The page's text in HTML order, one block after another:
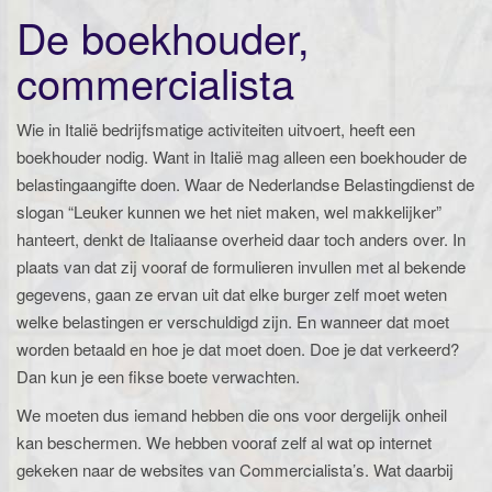
De boekhouder,
commercialista
Wie in Italië bedrijfsmatige activiteiten uitvoert, heeft een
boekhouder nodig. Want in Italië mag alleen een boekhouder de
belastingaangifte doen. Waar de Nederlandse Belastingdienst de
slogan “Leuker kunnen we het niet maken, wel makkelijker”
hanteert, denkt de Italiaanse overheid daar toch anders over. In
plaats van dat zij vooraf de formulieren invullen met al bekende
gegevens, gaan ze ervan uit dat elke burger zelf moet weten
welke belastingen er verschuldigd zijn. En wanneer dat moet
worden betaald en hoe je dat moet doen. Doe je dat verkeerd?
Dan kun je een fikse boete verwachten.
We moeten dus iemand hebben die ons voor dergelijk onheil
kan beschermen. We hebben vooraf zelf al wat op internet
gekeken naar de websites van Commercialista’s. Wat daarbij